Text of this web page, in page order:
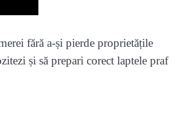
fără a-și pierde proprietățile
și să prepari corect laptele praf